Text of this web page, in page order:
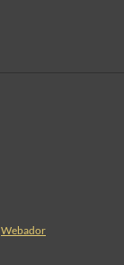
Webador